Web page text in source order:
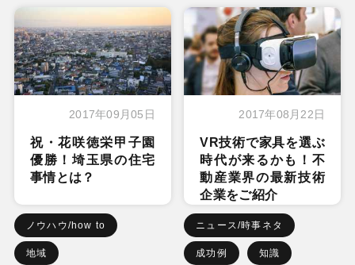
2017年09月05日
祝・花咲徳栄甲子園
優勝！埼玉県の住宅
事情とは？
ノウハウ/how to
地域
2017年08月22日
VR技術で家具を選ぶ
時代が来るかも！不
動産業界の最新技術
企業をご紹介
ニュース/時事ネタ
成功例 知識